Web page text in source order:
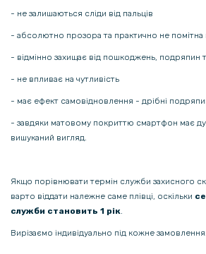
199 грн
Захисне скло з рамкою CD Pattern для
камеру
199 грн
199 грн
Протиударний чохол - накладка Acryl Armor
- не залишаються сліди від пальців
- абсолютно прозора та практично не помітна
- відмінно захищає від пошкоджень, подряпин
- не впливає на чутливість
- має ефект самовідновлення - дрібні
- завдяки матовому покриттю смартфон має
вишуканий вигляд.
Якщо порівнювати термін служби захисного
варто віддати належне саме плівці, оскільки
служби становить 1 рік.
Вирізаємо індивідуально під кожне замовлення.